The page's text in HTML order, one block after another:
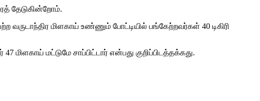
தேடுகின்றோம்.
மிளகாய் உண்ணும் போட்டியில் பங்கேற்றவர்கள் 40 டிகிரி
மட்டுமே சாப்பிட்டார் என்பது குறிப்பிடத்தக்கது.